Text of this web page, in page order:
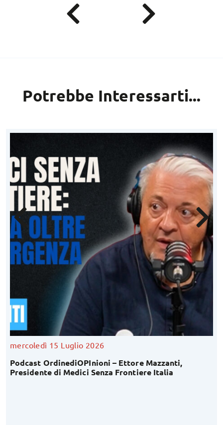
Potrebbe Interessarti...
mercoledì 15 Luglio 2026
Podcast OrdinediOPInioni – Ettore Mazzanti,
Presidente di Medici Senza Frontiere Italia